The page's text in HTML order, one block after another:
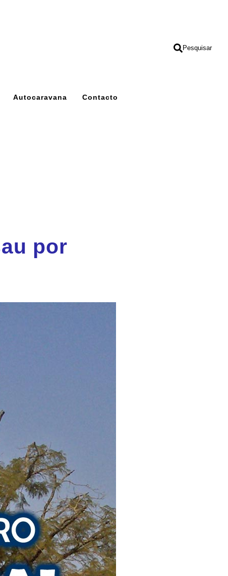
Pesquisar
Autocaravana Contacto
por